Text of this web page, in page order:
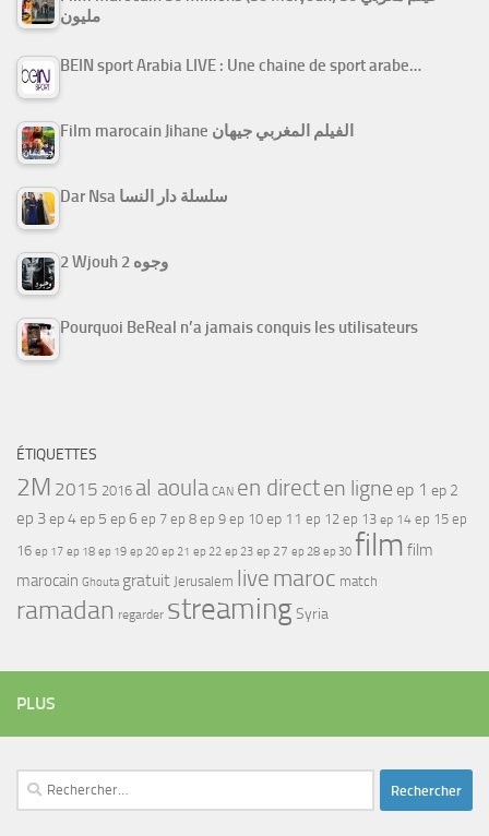
مليون
BEIN sport Arabia LIVE : Une chaine de sport arabe…
Film marocain Jihane الفيلم المغربي جيهان
Dar Nsa سلسلة دار النسا
2 Wjouh 2 وجوه
Pourquoi BeReal n’a jamais conquis les utilisateurs
ÉTIQUETTES
2M 2015 2016 al aoula CAN en directen ligne ep 1 ep 2
ep 3ep 4ep 5 ep 6 ep 7 ep 8 ep 9 ep 10 ep 11 ep 12 ep 13 ep 14 ep 15 ep
16 ep 17 ep 18 ep 19 ep 20 ep 21 ep 22 ep 23 ep 27 ep 28 ep 30 film film
marocain Ghouta gratuit Jerusalem live maroc match
ramadan regarder streamingSyria
PLUS
Rechercher :